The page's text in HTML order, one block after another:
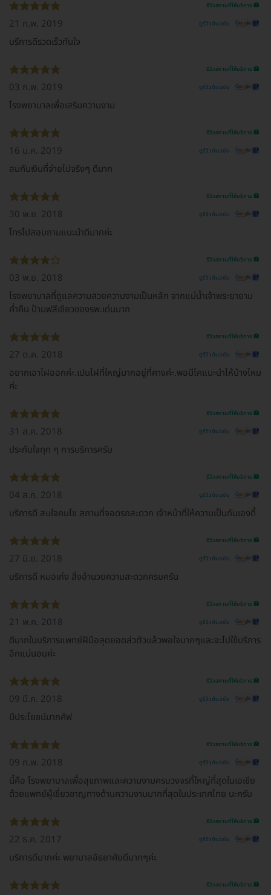
รีวิวสถานที่ให้บริการ 🏥
21 ก.พ. 2019 ดูรีวิวต้นฉบับ
บรีการดีรวดเร็วทันใจ
รีวิวสถานที่ให้บริการ 🏥
03 ก.พ. 2019 ดูรีวิวต้นฉบับ
โรงพยาบาลเพื่อเสริมความงาม
รีวิวสถานที่ให้บริการ 🏥
16 ม.ค. 2019 ดูรีวิวต้นฉบับ
สมกับเงินที่จ่ายไปจริงๆ ดีมาก
รีวิวสถานที่ให้บริการ 🏥
30 พ.ย. 2018 ดูรีวิวต้นฉบับ
โทรไปสอบถามแนะนำดีมากค่ะ
รีวิวสถานที่ให้บริการ 🏥
03 พ.ย. 2018 ดูรีวิวต้นฉบับ
โรงพยาบาลที่ดูแลความสวยความงามเป็นหลัก จากแม่น้ำเจ้าพระยายาม
ค่ำคืน ป้ามฟสีเขียวของรพ.เด่นมาก
รีวิวสถานที่ให้บริการ 🏥
27 ต.ค. 2018 ดูรีวิวต้นฉบับ
อยากเอาไฝออกค่ะ.เปนไฝที่ใหญ่มากอยู่ที่คางค่ะ.พอมีไคแนะนำไห้บ้างไหม
ค่ะ
รีวิวสถานที่ให้บริการ 🏥
31 ส.ค. 2018 ดูรีวิวต้นฉบับ
ประทับใจทุก ๆ การบริการครับ
รีวิวสถานที่ให้บริการ 🏥
04 ส.ค. 2018 ดูรีวิวต้นฉบับ
บริการดี สนใจคนไข สถานที่จอดรถสะดวก เจ้าหน้าที่ให้ความเป็นกันเองดี้
รีวิวสถานที่ให้บริการ 🏥
27 มิ.ย. 2018 ดูรีวิวต้นฉบับ
บริการดี หมอเก่ง สิ่งอำนวยความสะดวกครบครัน
รีวิวสถานที่ให้บริการ 🏥
21 พ.ค. 2018 ดูรีวิวต้นฉบับ
ดีมากในบริการแพทย์ฝีมือสุดยอดส่วตัวแล้วพอใจมากๆและจะไปใช้บริการ
อีกแน่นอนค่ะ
รีวิวสถานที่ให้บริการ 🏥
09 มี.ค. 2018 ดูรีวิวต้นฉบับ
มีประโยชน์มากคัฟ
รีวิวสถานที่ให้บริการ 🏥
09 ก.พ. 2018 ดูรีวิวต้นฉบับ
นี้คือ โรงพยาบาลเพื่อสุขภาพและความงามครบวงจรที่ใหญ่ที่สุดในเอเชีย
ด้วยแพทย์ผู้เชี่ยวชาญทางด้านความงามมากที่สุดในประเทศไทย นะครับ
รีวิวสถานที่ให้บริการ 🏥
22 ธ.ค. 2017 ดูรีวิวต้นฉบับ
บริการดีมากค่ะ พยาบาลอัธยาศัยดีมากๆค่ะ
รีวิวสถานที่ให้บริการ 🏥